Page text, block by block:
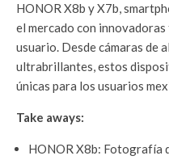
HONOR X8b y X7b,
el mercado con
usuario. Desde cámaras de
ultrabrillantes, estos
únicas para los usuarios
Take aways:
HONOR X8b: Fotografía